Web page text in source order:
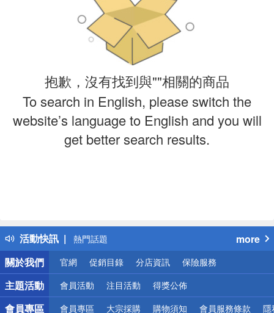
抱歉，沒有找到與""相關的商品
To search in English, please switch the
website’s language to English and you will
get better search results.
活動快訊
得獎公告
熱門話題
銀行優惠
偏遠地區配送
詐騙網頁！請小心！
more
關於我們
官網 促銷目錄 分店資訊 保險服務
主題活動 會員活動 注目活動 得獎公佈
會員專區 會員專區 大宗採購 購物須知 會員服務條款 隱